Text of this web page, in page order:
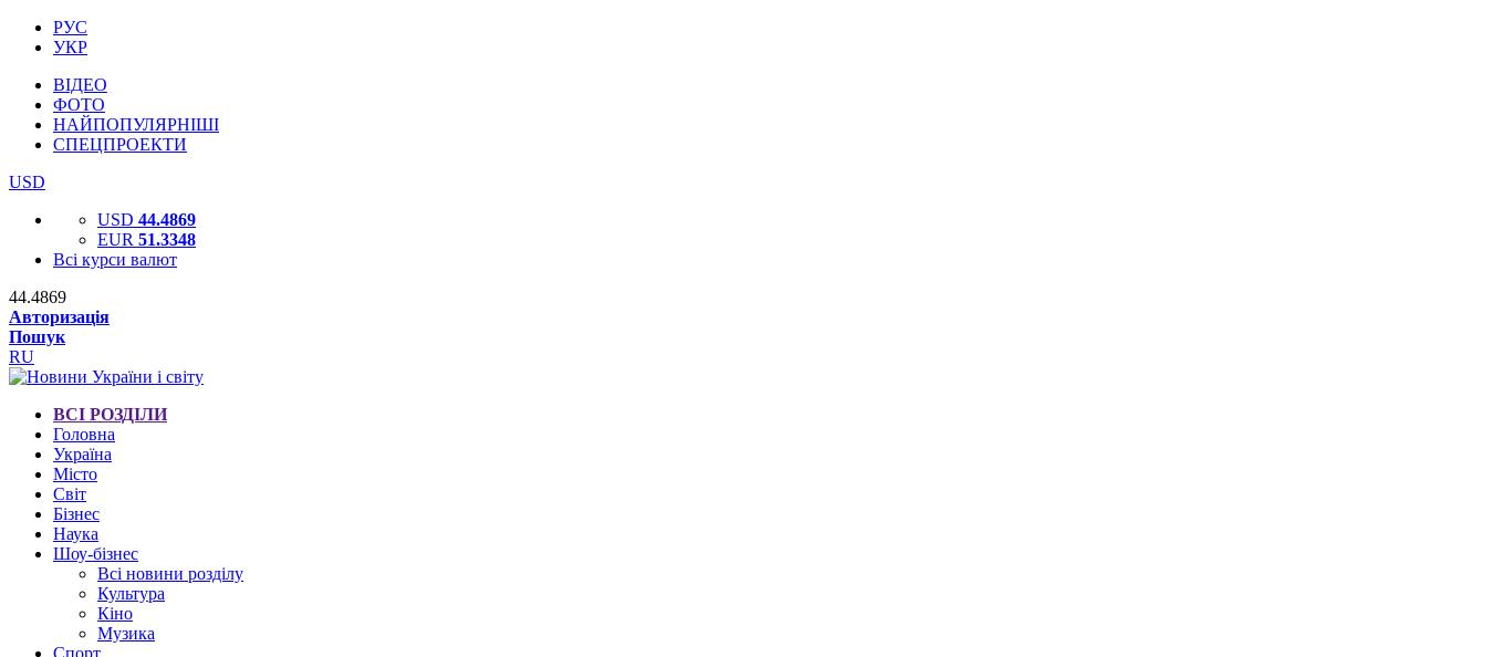
РУС
УКР
ВІДЕО
ФОТО
НАЙПОПУЛЯРНІШІ
СПЕЦПРОЕКТИ
USD
USD 44.4869
EUR 51.3348
Всі курси валют
44.4869
Авторизація
Пошук
RU
ВСІ РОЗДІЛИ
Головна
Україна
Місто
Світ
Бізнес
Наука
Шоу-бізнес
Всі новини розділу
Культура
Кіно
Музика
Спорт